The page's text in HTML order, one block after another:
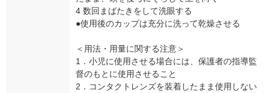
4 数回まばたきをして洗眼する
●使用後のカップは充分に洗って乾燥させる
＜用法・用量に関する注意＞
1．小児に使用させる場合には、保護者の指導監
督のもとに使用させること
2．コンタクトレンズを装着したまま使用しない